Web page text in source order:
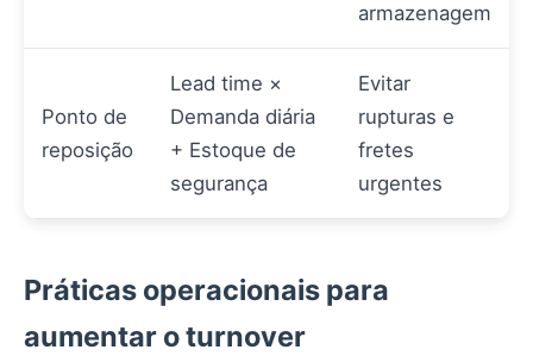
armazenagem
Ponto de
reposição
Lead time ×
Demanda diária
+ Estoque de
segurança
Evitar
rupturas e
fretes
urgentes
Práticas operacionais para
aumentar o turnover